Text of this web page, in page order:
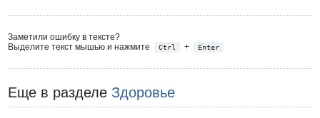
Заметили ошибку в тексте?
Выделите текст мышью и нажмите
Ctrl + Enter
Еще в разделе Здоровье